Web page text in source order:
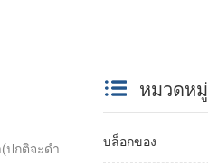
ปกติจะดำ
หมวดหมู่
บล็อกของ